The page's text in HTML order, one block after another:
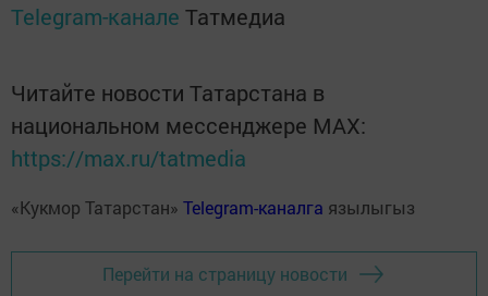
Telegram-канале Татмедиа
Читайте новости Татарстана в
национальном мессенджере MАХ:
https://max.ru/tatmedia
«Кукмор Татарстан» Telegram-каналга язылыгыз
Перейти на страницу новости